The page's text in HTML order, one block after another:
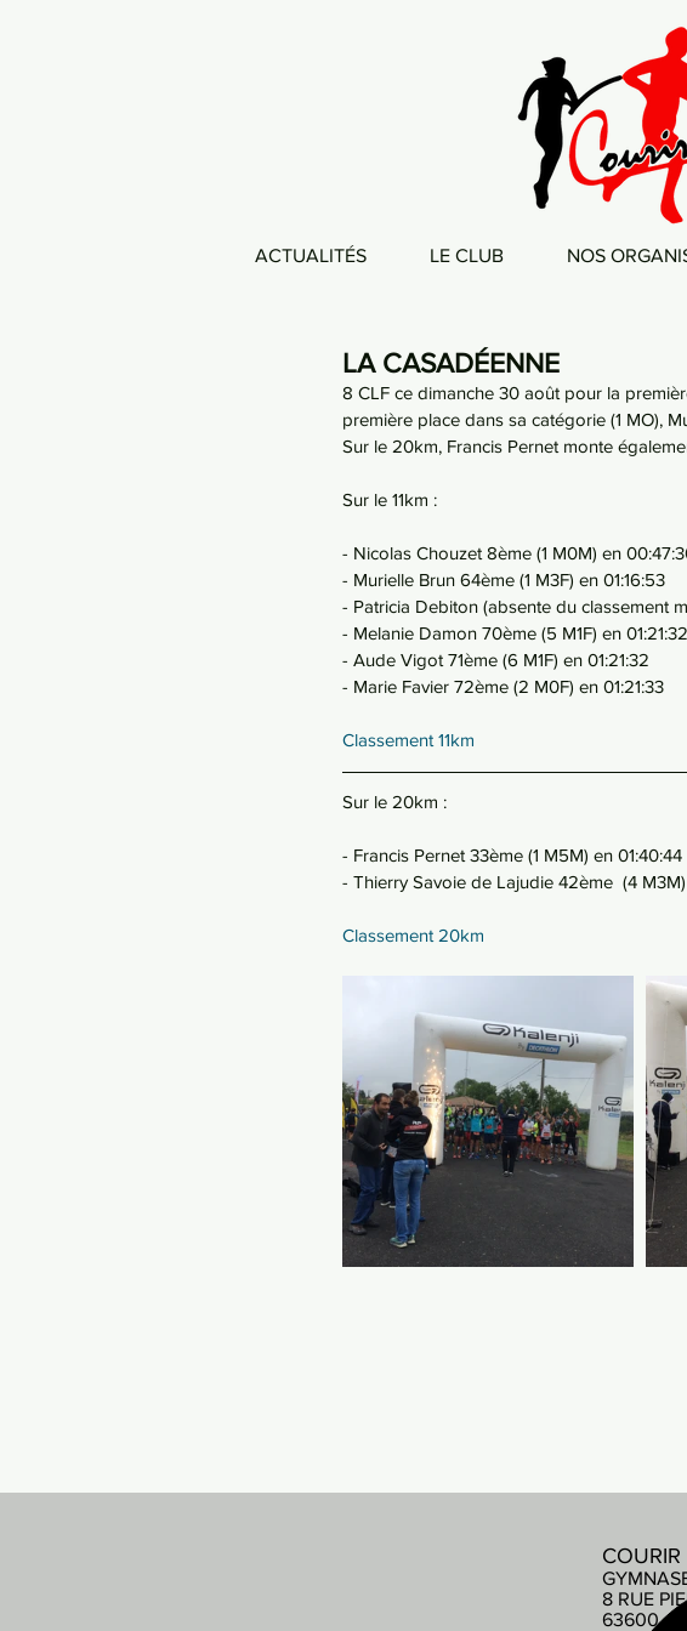
ACTUALITÉS LE CLUB NOS
LA CASADÉENNE
8 CLF ce dimanche 30 août pour la
première place dans sa catégorie (1 MO),
Sur le 20km, Francis Pernet monte
Sur le 11km :
- Nicolas Chouzet 8ème (1 M0M) en
- Murielle Brun 64ème (1 M3F) en 01:16:53
- Patricia Debiton (absente du classement
- Melanie Damon 70ème (5 M1F) en 01:21:32
- Aude Vigot 71ème (6 M1F) en 01:21:32
- Marie Favier 72ème (2 M0F) en 01:21:33
Classement 11km
Sur le 20km :
- Francis Pernet 33ème (1 M5M) en 01:40:44
- Thierry Savoie de Lajudie 42ème  (4
Classement 20km
8 RUE
63600